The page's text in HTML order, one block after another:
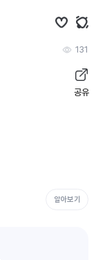
131
공유
알아보기